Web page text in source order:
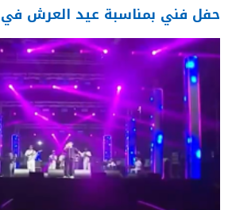
حفل فني بمناسبة عيد العرش